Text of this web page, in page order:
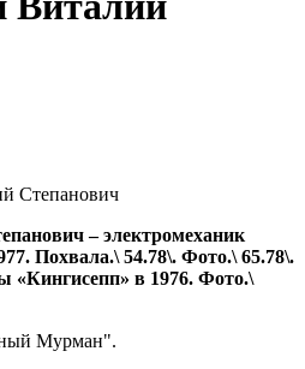
Степанович
– электромеханик
Похвала.\ 54.78\. Фото.\ 65.78\.
«Кингисепп» в 1976. Фото.\
Мурман".